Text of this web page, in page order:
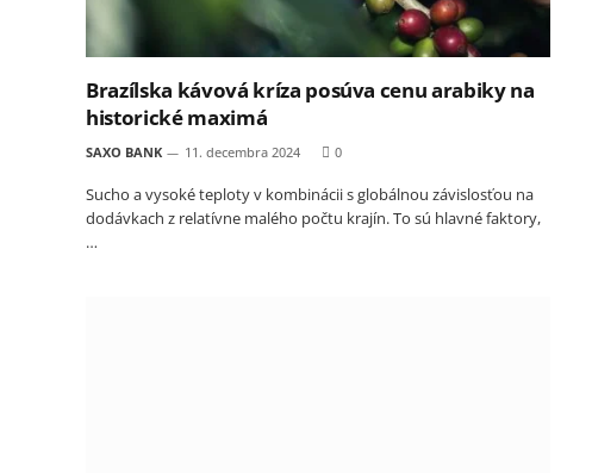
Brazílska kávová kríza posúva cenu arabiky na
historické maximá
SAXO BANK 11. decembra 2024 0
Sucho a vysoké teploty v kombinácii s globálnou závislosťou na
dodávkach z relatívne malého počtu krajín. To sú hlavné faktory,
…